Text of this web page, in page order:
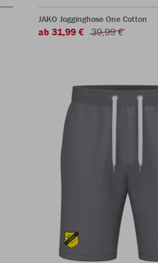
JAKO Jogginghose One Cotton
ab 31,99 € 39,99 €